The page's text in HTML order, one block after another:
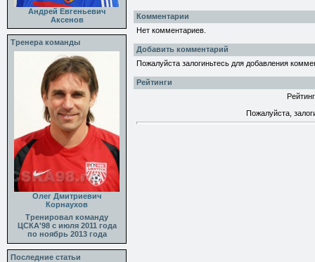
Андрей Евгеньевич
Аксенов
Тренера команды
Олег Дмитриевич
Корнаухов
Тренировал команду
ЦСКА'98 с июля 2011 года
по ноябрь 2013 года
Последние статьи
Комментарии
Нет комментариев.
Добавить комментарий
Пожалуйста залогиньтесь для добавления
Рейтинги
Пожалуйста,